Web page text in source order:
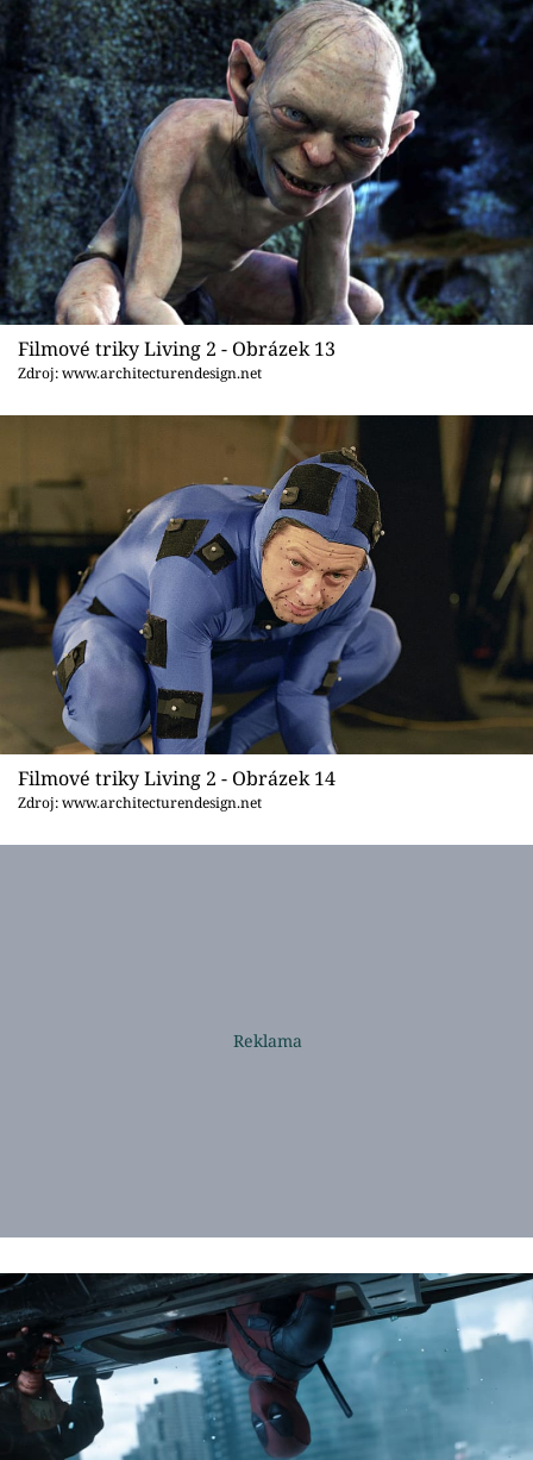
Filmové triky Living 2 - Obrázek 13
Zdroj: www.architecturendesign.net
Filmové triky Living 2 - Obrázek 14
Zdroj: www.architecturendesign.net